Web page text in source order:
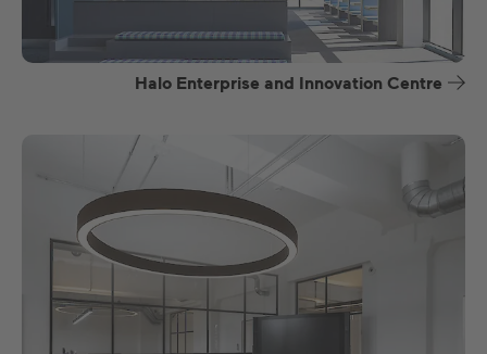
Halo Enterprise and Innovation Centre